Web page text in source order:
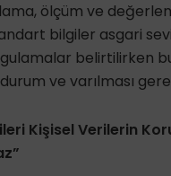
ölçüm ve
bilgiler asgari
belirtilirken
ve varılması
Kişisel Verilerin